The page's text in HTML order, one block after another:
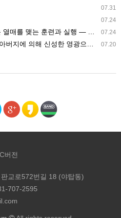
열
매
는
련
과
길
실
07.31
07.24
07.24
련과 실행 ― 새 길 실행의 필요성과 전망
07.20
게 되신 결과 ― 아버지의 집과 참포도나무와 새 아이의 기능
버전
교로572번길 18 (야탑동)
707-2595